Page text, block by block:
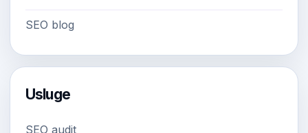
SEO blog
Usluge
SEO audit